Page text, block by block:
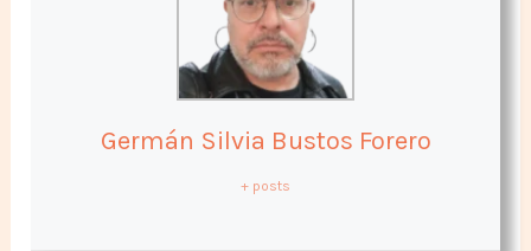
Germán Silvia Bustos Forero
+ posts